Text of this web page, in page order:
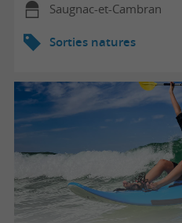
Saugnac-et-Cambran
Sorties natures